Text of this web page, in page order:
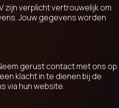
zijn verplicht vertrouwelijk om
Jouw gegevens worden
gerust contact met ons op.
klacht in te dienen bij de
via hun website.